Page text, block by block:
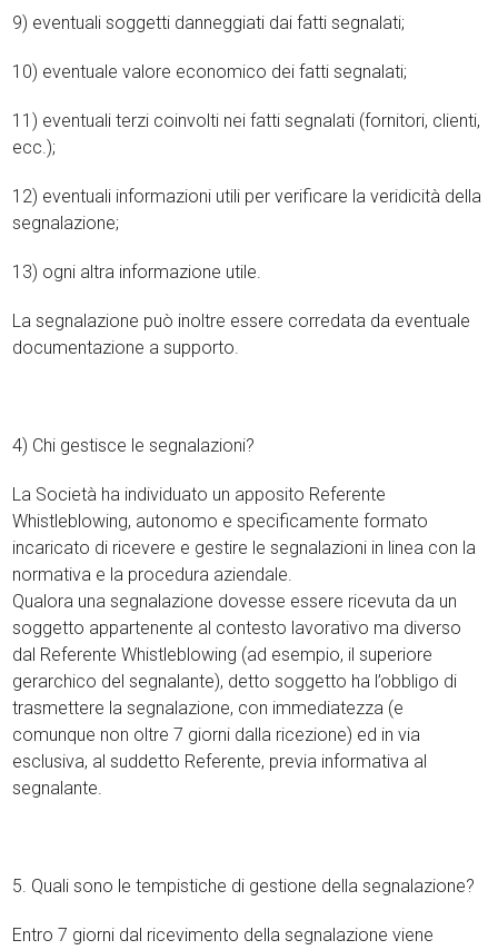
9) eventuali soggetti danneggiati dai fatti segnalati;
10) eventuale valore economico dei fatti segnalati;
11) eventuali terzi coinvolti nei fatti segnalati (fornitori, clienti,
ecc.);
12) eventuali informazioni utili per verificare la veridicità della
segnalazione;
13) ogni altra informazione utile.
La segnalazione può inoltre essere corredata da eventuale
documentazione a supporto.
4) Chi gestisce le segnalazioni?
La Società ha individuato un apposito Referente
Whistleblowing, autonomo e specificamente formato
incaricato di ricevere e gestire le segnalazioni in linea con la
normativa e la procedura aziendale.
Qualora una segnalazione dovesse essere ricevuta da un
soggetto appartenente al contesto lavorativo ma diverso
dal Referente Whistleblowing (ad esempio, il superiore
gerarchico del segnalante), detto soggetto ha l’obbligo di
trasmettere la segnalazione, con immediatezza (e
comunque non oltre 7 giorni dalla ricezione) ed in via
esclusiva, al suddetto Referente, previa informativa al
segnalante.
5. Quali sono le tempistiche di gestione della segnalazione?
Entro 7 giorni dal ricevimento della segnalazione viene